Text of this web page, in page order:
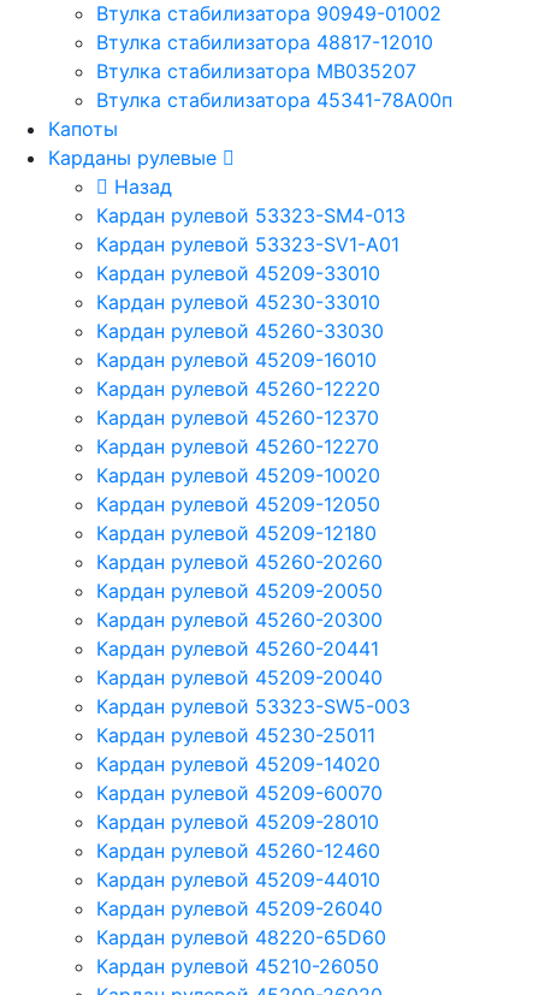
Втулка стабилизатора 90949-01002
Втулка стабилизатора 48817-12010
Втулка стабилизатора MB035207
Втулка стабилизатора 45341-78A00п
Капоты
Карданы рулевые
Назад
Кардан рулевой 53323-SM4-013
Кардан рулевой 53323-SV1-A01
Кардан рулевой 45209-33010
Кардан рулевой 45230-33010
Кардан рулевой 45260-33030
Кардан рулевой 45209-16010
Кардан рулевой 45260-12220
Кардан рулевой 45260-12370
Кардан рулевой 45260-12270
Кардан рулевой 45209-10020
Кардан рулевой 45209-12050
Кардан рулевой 45209-12180
Кардан рулевой 45260-20260
Кардан рулевой 45209-20050
Кардан рулевой 45260-20300
Кардан рулевой 45260-20441
Кардан рулевой 45209-20040
Кардан рулевой 53323-SW5-003
Кардан рулевой 45230-25011
Кардан рулевой 45209-14020
Кардан рулевой 45209-60070
Кардан рулевой 45209-28010
Кардан рулевой 45260-12460
Кардан рулевой 45209-44010
Кардан рулевой 45209-26040
Кардан рулевой 48220-65D60
Кардан рулевой 45210-26050